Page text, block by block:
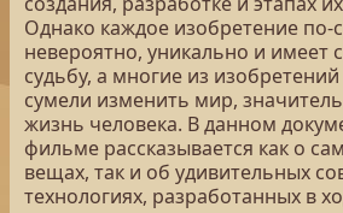
Однако каждое изобретение по-
невероятно, уникально и имеет
судьбу, а многие из
сумели изменить мир,
жизнь человека. В данном
фильме рассказывается как о
вещах, так и об удивительных
технологиях, разработанных в